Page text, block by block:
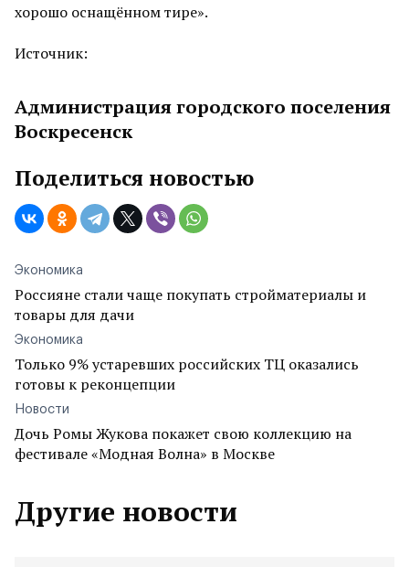
хорошо оснащённом тире».
Источник:
Администрация городского поселения
Воскресенск
Поделиться новостью
Экономика
Россияне стали чаще покупать стройматериалы и
товары для дачи
Экономика
Только 9% устаревших российских ТЦ оказались
готовы к реконцепции
Новости
Дочь Ромы Жукова покажет свою коллекцию на
фестивале «Модная Волна» в Москве
Другие новости